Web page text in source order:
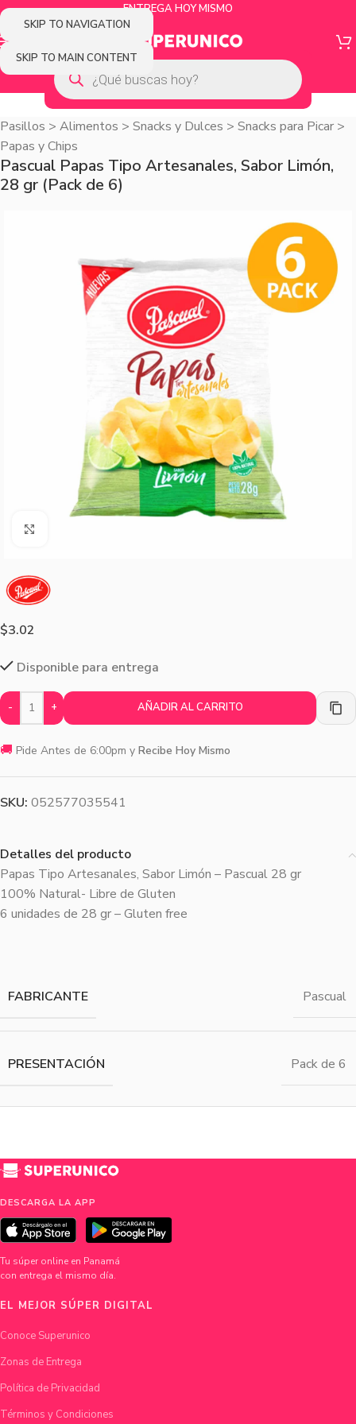
SKIP TO NAVIGATION
SKIP TO MAIN CONTENT
ENTREGA HOY MISMO
Pasillos > Alimentos > Snacks y Dulces > Snacks para Picar >
Papas y Chips
Pascual Papas Tipo Artesanales, Sabor Limón,
28 gr (Pack de 6)
$3.02
Disponible para entrega
- + AÑADIR AL CARRITO
🚚 Pide Antes de 6:00pm y Recibe Hoy Mismo
SKU: 052577035541
Detalles del producto
Papas Tipo Artesanales, Sabor Limón – Pascual 28 gr
100% Natural- Libre de Gluten
6 unidades de 28 gr – Gluten free
FABRICANTE Pascual
PRESENTACIÓN Pack de 6
DESCARGA LA APP
Tu súper online en Panamá
con entrega el mismo día.
EL MEJOR SÚPER DIGITAL
Conoce Superunico
Zonas de Entrega
Política de Privacidad
Términos y Condiciones